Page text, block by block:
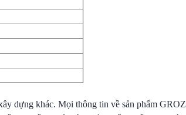
dựng khác. Mọi thông tin về sản phẩm GROZ